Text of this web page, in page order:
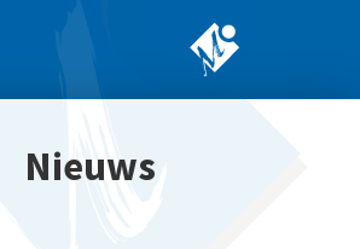
Nieuws